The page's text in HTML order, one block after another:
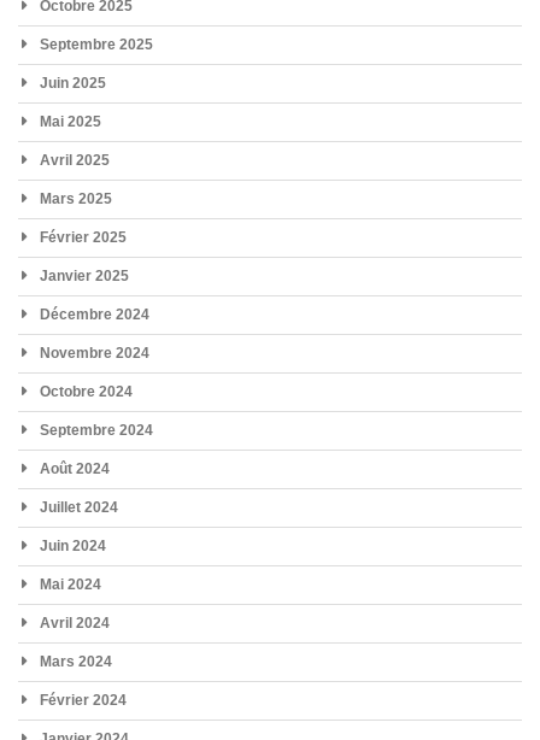
Octobre 2025
Septembre 2025
Juin 2025
Mai 2025
Avril 2025
Mars 2025
Février 2025
Janvier 2025
Décembre 2024
Novembre 2024
Octobre 2024
Septembre 2024
Août 2024
Juillet 2024
Juin 2024
Mai 2024
Avril 2024
Mars 2024
Février 2024